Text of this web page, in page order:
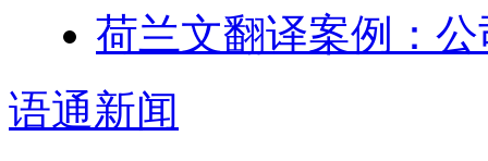
荷兰文翻译案例：
语通新闻